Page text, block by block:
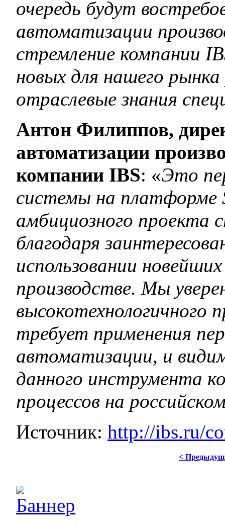
очередь будут
автоматизации
стремление компании
новых для нашего
отраслевые знания
Антон Филиппов,
автоматизации
компании IBS: «Это
системы на платформе
амбициозного проекта
благодаря
использовании
производстве. Мы
высокотехнологичного
требует применения
автоматизации, и
данного инструмента
процессов на
Источник:http://ibs.ru/
<